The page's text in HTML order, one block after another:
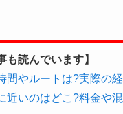
も読んでいます】
やルートは?実際の
近いのはどこ?料金や